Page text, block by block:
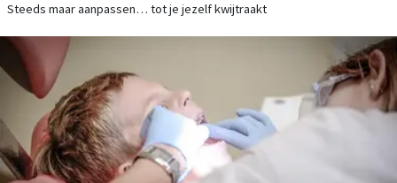
Steeds maar aanpassen… tot je jezelf kwijtraakt